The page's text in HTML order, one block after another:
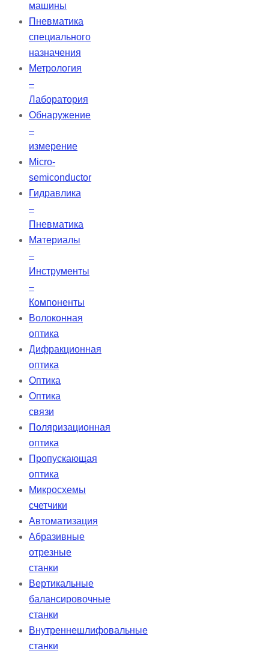
машины
Пневматика
специального
назначения
Метрология
–
Лаборатория
Обнаружение
–
измерение
Micro-
semiconductor
Гидравлика
–
Пневматика
Материалы
–
Инструменты
–
Компоненты
Волоконная
оптика
Дифракционная
оптика
Оптика
Оптика
связи
Поляризационная
оптика
Пропускающая
оптика
Микросхемы
счетчики
Автоматизация
Абразивные
отрезные
станки
Вертикальные
балансировочные
станки
Внутреннешлифовальные
станки